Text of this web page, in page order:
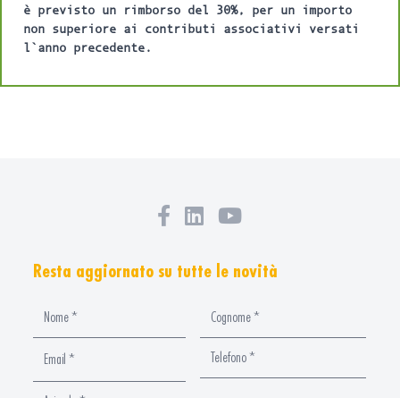
è previsto un rimborso del 30%, per un importo
non superiore ai contributi associativi versati
l`anno precedente.
Resta aggiornato su tutte le novità